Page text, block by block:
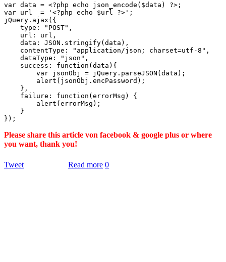
var data = <?php echo json_encode($data) ?>;
var url  = '<?php echo $url ?>';
jQuery.ajax({
    type: "POST",
    url: url,
    data: JSON.stringify(data),
    contentType: "application/json; charset=utf-8",
    dataType: "json",
    success: function(data){
        var jsonObj = jQuery.parseJSON(data);
        alert(jsonObj.encPassword);
    },
    failure: function(errorMsg) {
        alert(errorMsg);
    }
Please share this article von facebook & google plus or where
you want, thank you!
Tweet Read more 0